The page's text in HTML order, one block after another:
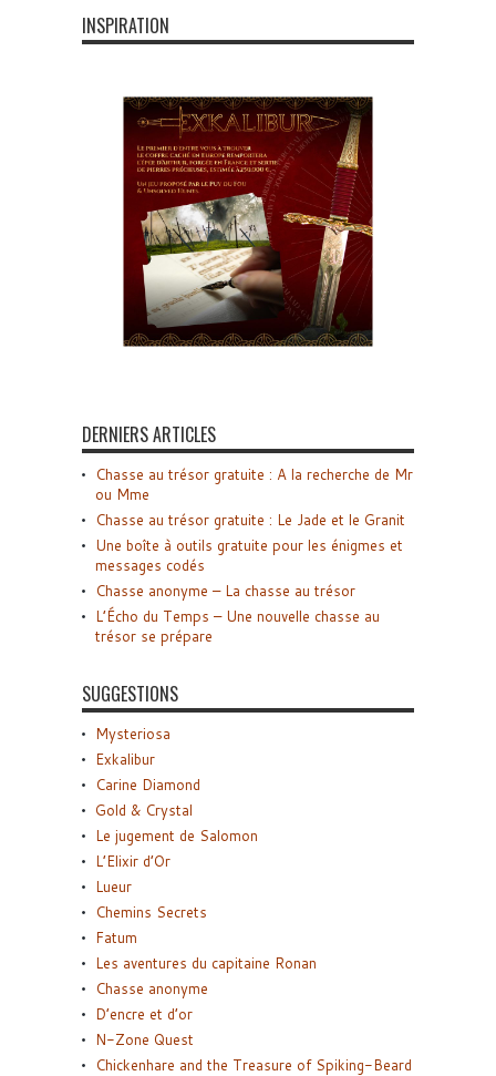
INSPIRATION
DERNIERS ARTICLES
Chasse au trésor gratuite : A la recherche de Mr
ou Mme
Chasse au trésor gratuite : Le Jade et le Granit
Une boîte à outils gratuite pour les énigmes et
messages codés
Chasse anonyme – La chasse au trésor
L’Écho du Temps – Une nouvelle chasse au
trésor se prépare
SUGGESTIONS
Mysteriosa
Exkalibur
Carine Diamond
Gold & Crystal
Le jugement de Salomon
L’Elixir d’Or
Lueur
Chemins Secrets
Fatum
Les aventures du capitaine Ronan
Chasse anonyme
D’encre et d’or
N-Zone Quest
Chickenhare and the Treasure of Spiking-Beard